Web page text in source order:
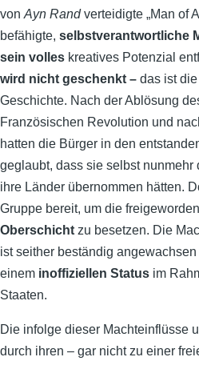
von Ayn Randverteidigte „Man of
befähigte, selbstverantwortliche
sein volles kreatives Potenzial
wird nicht geschenkt – das ist
Geschichte. Nach der Ablösung
Französischen Revolution und
hatten die Bürger in den
geglaubt, dass sie selbst
ihre Länder übernommen hätten.
Gruppe bereit, um die
Oberschicht zu besetzen. Die
ist seither beständig
einem inoffiziellen Status im
Staaten.
Die infolge dieser Machteinflüsse
durch ihren – gar nicht zu einer